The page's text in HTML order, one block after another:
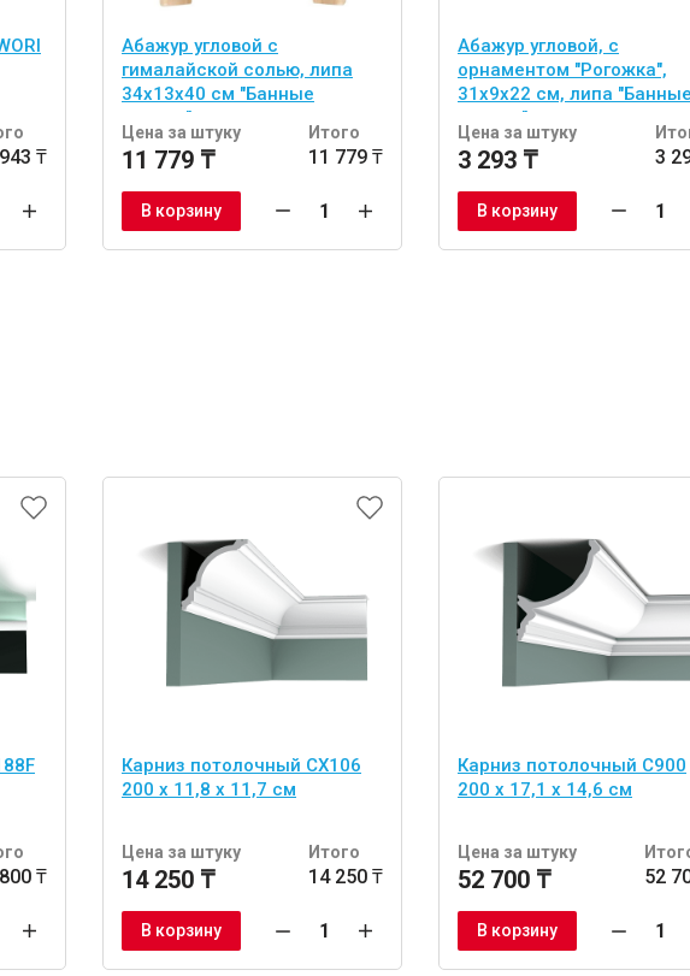
₸
Абажур угловой с
гималайской солью, липа
34х13х40 см "Банные
штучки"
Цена за штуку
11 779 ₸
Итого
11 779 ₸
В корзину
Абажур угловой, с
орнаментом "Рогожка",
31х9х22 см, липа "Банные
штучки"
Цена за штуку
3 293 ₸ 3
В корзину
₸
Карниз потолочный CX106
200 x 11,8 x 11,7 см
Цена за штуку
14 250 ₸
Итого
14 250 ₸
В корзину
Карниз потолочный C900
200 x 17,1 x 14,6 см
Цена за штуку
52 700 ₸ 52
В корзину